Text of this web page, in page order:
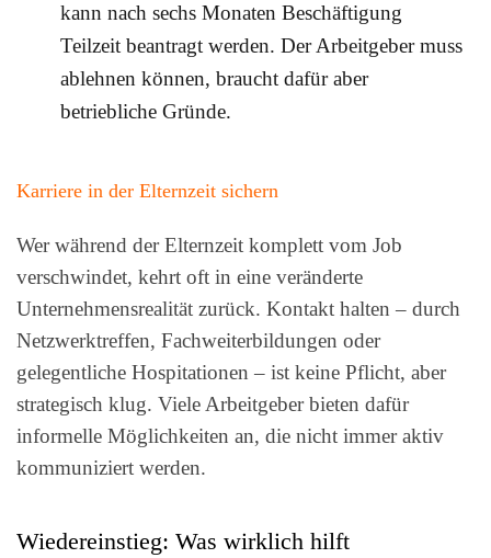
kann nach sechs Monaten Beschäftigung
Teilzeit beantragt werden. Der Arbeitgeber muss
ablehnen können, braucht dafür aber
betriebliche Gründe.
Karriere in der Elternzeit sichern
Wer während der Elternzeit komplett vom Job
verschwindet, kehrt oft in eine veränderte
Unternehmensrealität zurück. Kontakt halten – durch
Netzwerktreffen, Fachweiterbildungen oder
gelegentliche Hospitationen – ist keine Pflicht, aber
strategisch klug. Viele Arbeitgeber bieten dafür
informelle Möglichkeiten an, die nicht immer aktiv
kommuniziert werden.
Wiedereinstieg: Was wirklich hilft